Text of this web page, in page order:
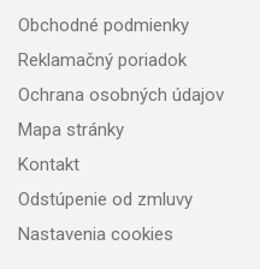
Obchodné podmienky
Reklamačný poriadok
Ochrana osobných údajov
Mapa stránky
Kontakt
Odstúpenie od zmluvy
Nastavenia cookies